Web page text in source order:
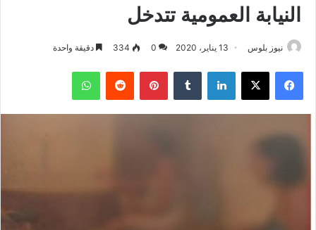
النيابة العمومية تتدخل
نيوز بلوس 13 يناير، 2020 0
334 دقيقة واحدة
فيسبوك X لينكدإن بينتيريست واتساب